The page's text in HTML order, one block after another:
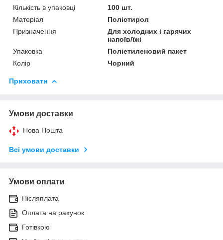
Кількість в упаковці
100 шт.
Матеріал
Полістирол
Призначення
Для холодних і гарячих
напоїв/їжі
Упаковка
Поліетиленовий пакет
Колір
Чорний
Приховати
Умови доставки
Нова Пошта
Всі умови доставки
Умови оплати
Післяплата
Оплата на рахунок
Готівкою